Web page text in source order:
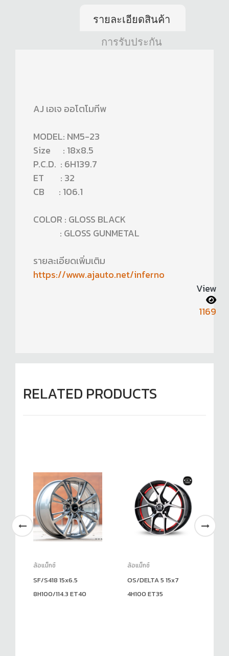
รายละเอียดสินค้า
การรับประกัน
AJ เอเจ ออโตโมทีพ
MODEL: NM5-23
Size : 18x8.5
P.C.D. : 6H139.7
ET : 32
CB : 106.1
COLOR : GLOSS BLACK
: GLOSS GUNMETAL
รายละเอียดเพิ่มเติม
https://www.ajauto.net/inferno
View
1169
RELATED PRODUCTS
ล้อแม็กซ์
SF/S418 15x6.5
8H100/114.3 ET40
ล้อแม็กซ์
OS/DELTA 5 15x7
4H100 ET35